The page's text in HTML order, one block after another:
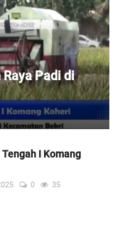
Padi di
I Komang
0 35